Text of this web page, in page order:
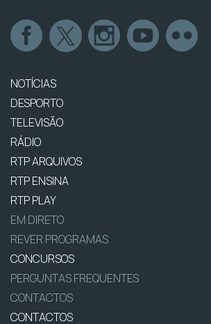
NOTÍCIAS
DESPORTO
TELEVISÃO
RÁDIO
RTP ARQUIVOS
RTP ENSINA
RTP PLAY
EM DIRETO
REVER PROGRAMAS
CONCURSOS
PERGUNTAS FREQUENTES
CONTACTOS
CONTACTOS